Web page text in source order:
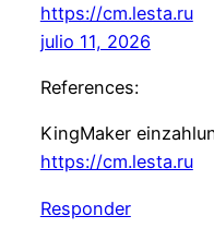
https://cm.lesta.ru
julio 11, 2026
References:
KingMaker
https://cm.lesta.ru
Responder